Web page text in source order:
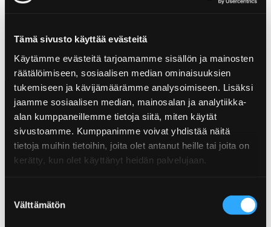
Tämä sivusto käyttää evästeitä
Käytämme evästeitä tarjoamamme sisällön ja mainosten
räätälöimiseen, sosiaalisen median ominaisuuksien
tukemiseen ja kävijämäärämme analysoimiseen. Lisäksi
jaamme sosiaalisen median, mainosalan ja analytiikka-
alan kumppaneillemme tietoja siitä, miten käytät
sivustoamme. Kumppanimme voivat yhdistää näitä
tietoja muihin tietoihin, joita olet antanut heille tai joita on
kerätty, kun olet käyttänyt heidän palvelujaan.
valinta
Välttämätön
TEXMEX TACOS HOT